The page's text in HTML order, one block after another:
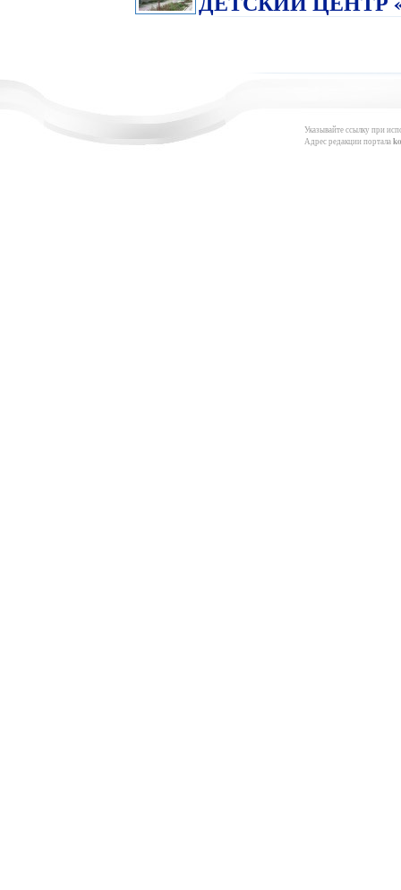
Указывайте ссылку при
Адрес редакции портала